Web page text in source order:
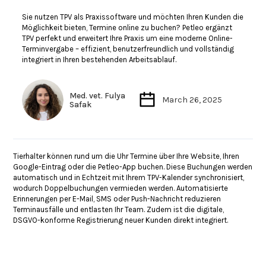
Sie nutzen TPV als Praxissoftware und möchten Ihren Kunden die
Möglichkeit bieten, Termine online zu buchen? Petleo ergänzt
TPV perfekt und erweitert Ihre Praxis um eine moderne Online-
Terminvergabe – effizient, benutzerfreundlich und vollständig
integriert in Ihren bestehenden Arbeitsablauf.
Med. vet. Fulya
Safak
March 26, 2025
Tierhalter können rund um die Uhr Termine über Ihre Website, Ihren
Google-Eintrag oder die Petleo-App buchen. Diese Buchungen werden
automatisch und in Echtzeit mit Ihrem TPV-Kalender synchronisiert,
wodurch Doppelbuchungen vermieden werden. Automatisierte
Erinnerungen per E-Mail, SMS oder Push-Nachricht reduzieren
Terminausfälle und entlasten Ihr Team. Zudem ist die digitale,
DSGVO-konforme Registrierung neuer Kunden direkt integriert.​